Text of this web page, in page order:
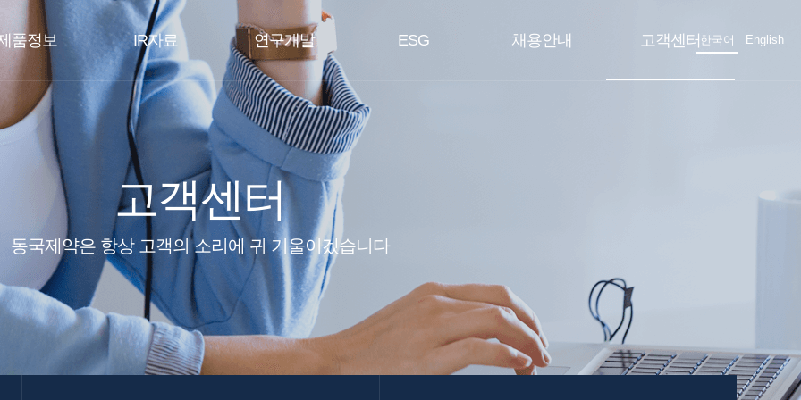
품정보 IR자료 연구개발 ESG 채용안내 고객센터 한국어 English
고객센터
동국제약은 항상 고객의 소리에 귀 기울이겠습니다